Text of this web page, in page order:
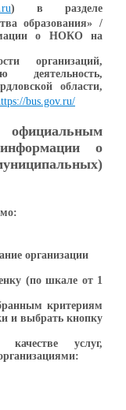
) в разделе
образования» /
о НОКО на
организаций,
деятельность,
области,
bus.gov.ru/
о
организации
(по шкале от 1
критериям
и выбрать кнопку
услуг,